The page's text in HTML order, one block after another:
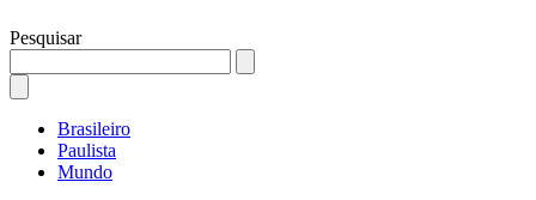
Pesquisar
Brasileiro
Paulista
Mundo